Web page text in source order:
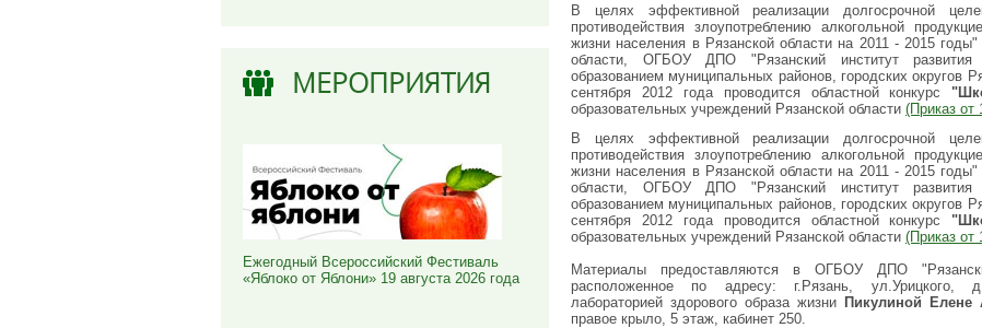
МЕРОПРИЯТИЯ
Ежегодный Всероссийский Фестиваль
«Яблоко от Яблони» 19 августа 2026 года
В целях эффективной реализации долгосрочной
противодействия злоупотреблению алкогольной
жизни населения в Рязанской области на 2011 - 2015
области, ОГБОУ ДПО "Рязанский институт развития
образованием муниципальных районов, городских округов
сентября 2012 года проводится областной конкурс
образовательных учреждений Рязанской области (Приказ от
В целях эффективной реализации долгосрочной
противодействия злоупотреблению алкогольной
жизни населения в Рязанской области на 2011 - 2015
области, ОГБОУ ДПО "Рязанский институт развития
образованием муниципальных районов, городских округов
сентября 2012 года проводится областной конкурс
образовательных учреждений Рязанской области (Приказ от
Материалы предоставляются в ОГБОУ ДПО
расположенное по адресу: г.Рязань, ул.Урицкого,
лабораторией здорового образа жизни Пикулиной Елене
правое крыло, 5 этаж, кабинет 250.